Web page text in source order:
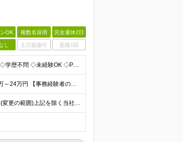
OK 複数名採用 完全週休2日
し 土日面接可 面接1回
★未経験・ブランク大歓迎◎ ★「自宅近くで働きたい」もOKです！ ◇学歴不問 ◇未経験OK ◇PCの基礎操作が可能な方※Word、Excelの入力ができるレベル ～このような方を歓迎します！～ ◆
☆賞与年間2ヶ月分以上 ☆月給28万円も可能 【未経験の方】 月給22万～24万円 【事務経験者の方】 月給25万～28万円 ※給与は経験・スキルに応じて適宜相談可能です ※試用期間3ヶ月（その
〈UIターン歓迎◎〉 ■本社 神奈川県海老名市柏ケ谷四丁目9番地26号 (変更の範囲)上記を除く当社関連勤務地